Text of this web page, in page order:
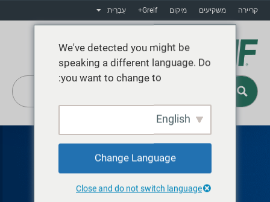
קריירה משקיעים מיקום Greif+ עִבְרִית
We've detected you might be
speaking a different language. Do
you want to change to:
English
Change Language
Close and do not switch language